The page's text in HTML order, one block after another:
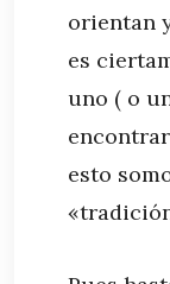
orientan
es
uno ( o
esto